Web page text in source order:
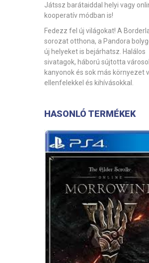
Játssz barátaiddal helyi vagy
kooperatív módban is!
Fedezz fel új világokat! A
sorozat otthona, a Pandora
új helyeket is bejárhatsz. Halálos
sivatagok, háború sújtotta
kanyonok és sok más környezet
ellenfelekkel és kihívásokkal.
HASONLÓ TERMÉKEK